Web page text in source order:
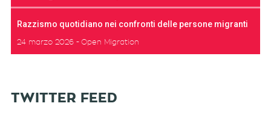
Razzismo quotidiano nei confronti delle persone migranti
24 marzo 2026 Open Migration
TWITTER FEED